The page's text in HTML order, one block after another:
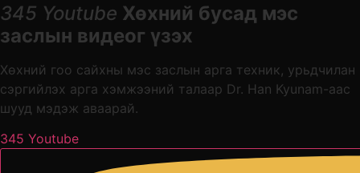
345 Youtube Хөхний бусад мэс
заслын видеог үзэх
Хөхний гоо сайхны мэс заслын арга техник, урьдчилан
сэргийлэх арга хэмжээний талаар Dr. Han Kyunam-аас
шууд мэдэж аваарай.
345 Youtube